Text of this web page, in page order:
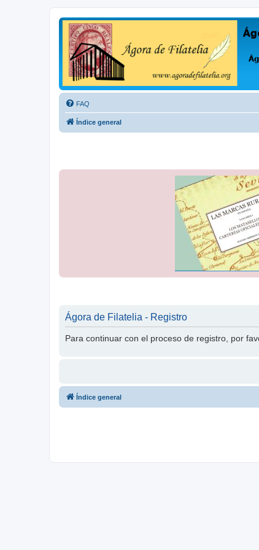
Ágora de Filatelia
Foro sobre filatelia o sobre lo que se tercie. Ágora de Filatelia
FAQ
Índice general
Ágora de Filatelia - Registro
Para continuar con el proceso de registro, por
Índice general